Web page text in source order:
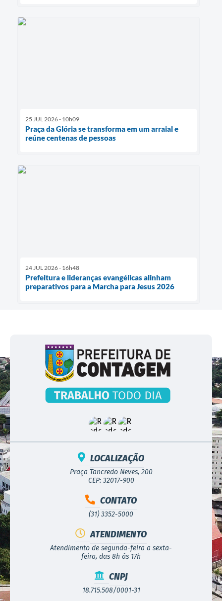
25 JUL 2026 - 10h09
Praça da Glória se transforma em um arraial e
reúne centenas de pessoas
24 JUL 2026 - 16h48
Prefeitura e lideranças evangélicas alinham
preparativos para a Marcha para Jesus 2026
LOCALIZAÇÃO
Praça Tancredo Neves, 200
CEP: 32017-900
CONTATO
(31) 3352-5000
ATENDIMENTO
Atendimento de segunda-feira a sexta-
feira, das 8h às 17h
CNPJ
18.715.508/0001-31